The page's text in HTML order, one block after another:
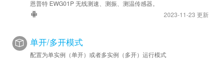
恩普特 EWG01P 无线测速、测振、测温传感器。
2023-11-23 更新
单开/多开模式
配置为单实例（单开）或者多实例（多开）运行模式